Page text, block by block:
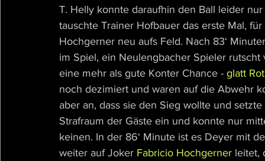
T. Helly konnte daraufhin den Ball leider
tauschte Trainer Hofbauer das erste Mal,
Hochgerner neu aufs Feld. Nach 83‘
im Spiel, ein Neulengbacher Spieler
eine mehr als gute Konter Chance - glatt
noch dezimiert und waren auf die Abwehr
aber an, dass sie den Sieg wollte und
Strafraum der Gäste ein und konnte nur
keinen. In der 86‘ Minute ist es Deyer mit
weiter auf Joker Fabricio Hochgerner leitet,